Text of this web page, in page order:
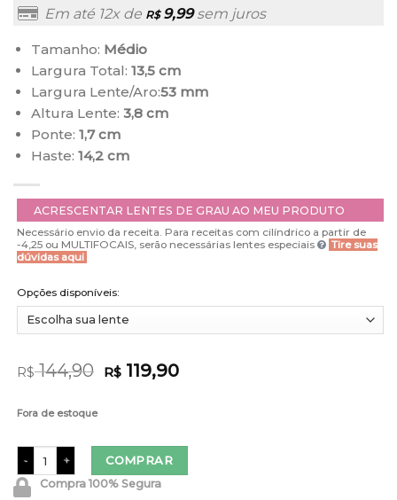
Em até 12x de R$9,99sem juros
Tamanho: Médio
Largura Total: 13,5 cm
Largura Lente/Aro:53 mm
Altura Lente: 3,8 cm
Ponte: 1,7 cm
Haste: 14,2 cm
ACRESCENTAR LENTES DE GRAU AO MEU PRODUTO
Necessário envio da receita. Para receitas com cilíndrico a partir de
-4,25 ou MULTIFOCAIS, serão necessárias lentes especiais
Tire suas
dúvidas aqui
Opções disponíveis:
R$144,90 R$119,90
Fora de estoque
Óculos de Grau Feminino Gatinho Tartaruga Karen quantidade
COMPRAR
Compra 100% Segura